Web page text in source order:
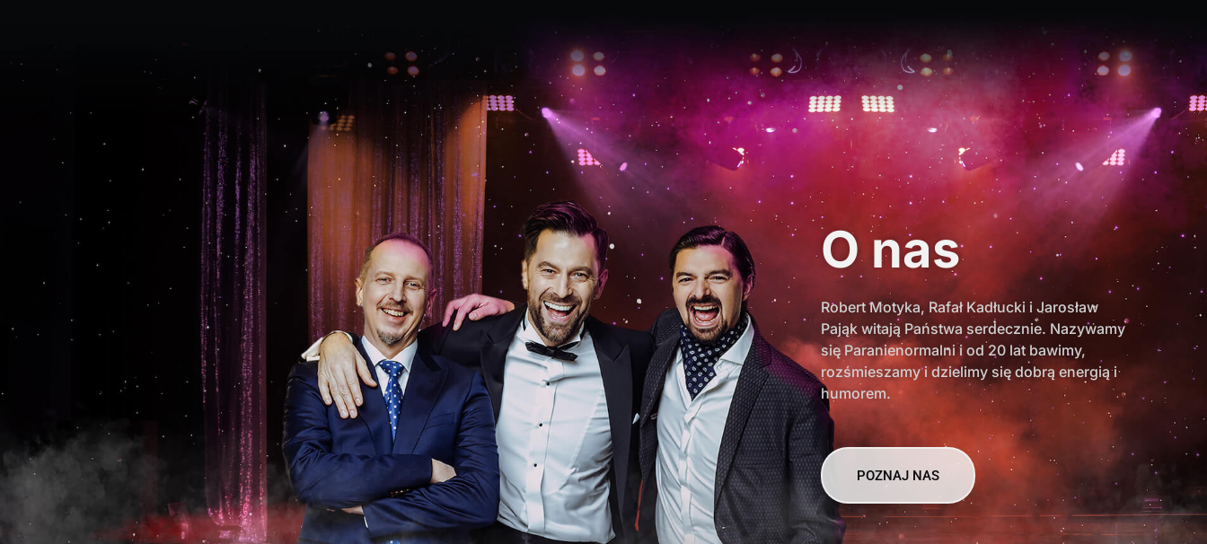
O nas
Robert Motyka, Rafał Kadłucki i Jarosław
Pająk witają Państwa serdecznie. Nazywamy
się Paranienormalni i od 20 lat bawimy,
rozśmieszamy i dzielimy się dobrą energią i
humorem.
POZNAJ NAS